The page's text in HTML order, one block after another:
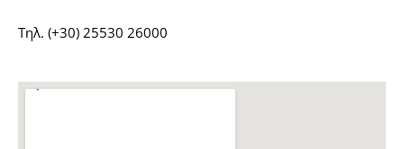
Τηλ. (+30) 25530 26000